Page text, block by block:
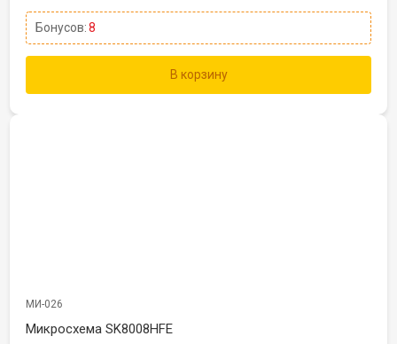
Бонусов:8
В корзину
МИ-026
Микросхема SK8008HFE